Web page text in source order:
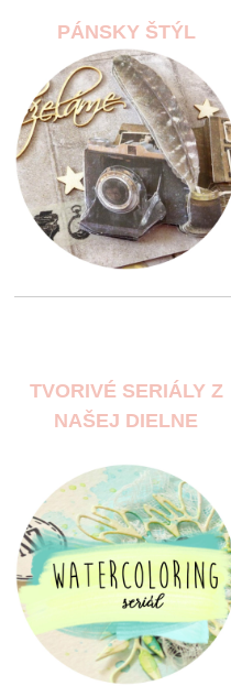
PÁNSKY ŠTÝL
TVORIVÉ SERIÁLY Z
NAŠEJ DIELNE